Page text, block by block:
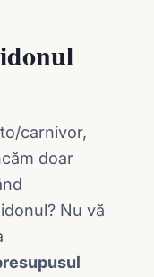
carnivor,
doar
Nu vă